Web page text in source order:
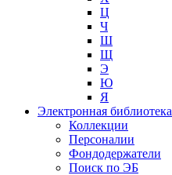
Ц
Ч
Ш
Щ
Э
Ю
Я
Электронная библиотека
Коллекции
Персоналии
Фондодержатели
Поиск по ЭБ